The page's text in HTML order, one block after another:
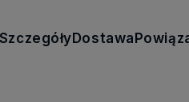
SzczegółyDostawa